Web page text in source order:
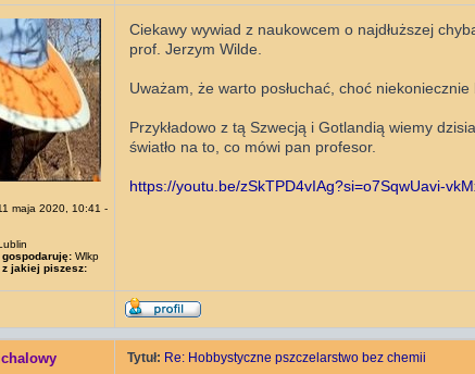
maja 2020, 10:41 -
Wlkp
jakiej piszesz:
Ciekawy wywiad z naukowcem o najdłuższej
prof. Jerzym Wilde.
Uważam, że warto posłuchać, choć
Przykładowo z tą Szwecją i Gotlandią wiemy
światło na to, co mówi pan profesor.
https://youtu.be/zSkTPD4vIAg?si=o7SqwUavi-
Tytuł: Re: Hobbystyczne pszczelarstwo bez chemii